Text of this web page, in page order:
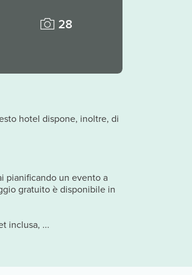
28
hotel dispone, inoltre, di
pianificando un evento a
gratuito è disponibile in
inclusa, ...